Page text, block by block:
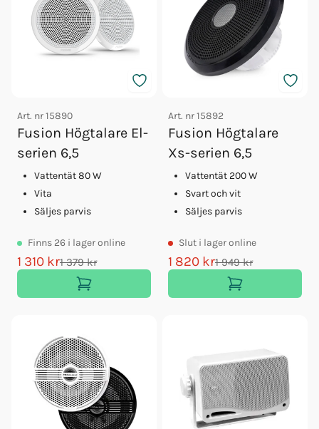
Clarion Högtalare 6,5" Pro Rgb
Clarion Högtalare 7,7" Pro Rgb
Bluetooth Högtalare Master Vit
Bluetooth Högtalare Master Sv
Jl Audio Högtalare M3-770x-c-w
Jl Audio Högtalare M3-770x-s-m
Jl Audio Högtalare M6-650x-s-w
Clarion Subwoofergaller Vit
Art. nr15890
Fusion Högtalare El-
serien 6,5
Vattentät 80 W
Vita
Säljes parvis
Finns 26 i lager online
1 310 kr1 379 kr
Art. nr15892
Fusion Högtalare
Xs-serien 6,5
Vattentät 200 W
Svart och vit
Säljes parvis
Slut i lager online
1 820 kr1 949 kr